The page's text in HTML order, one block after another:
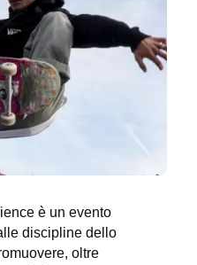
è un evento
discipline dello
oltre